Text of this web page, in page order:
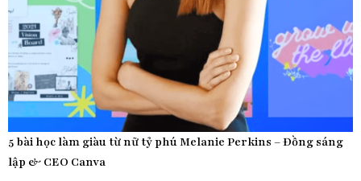
5 bài học làm giàu từ nữ tỷ phú Melanie Perkins – Đồng sáng
lập & CEO Canva